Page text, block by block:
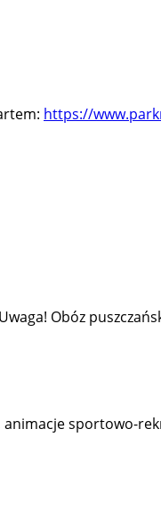
https://
Obóz
sportowo-